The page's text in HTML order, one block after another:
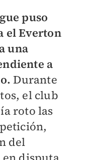
puso
el Everton
una
a
Durante
el club
roto las
del